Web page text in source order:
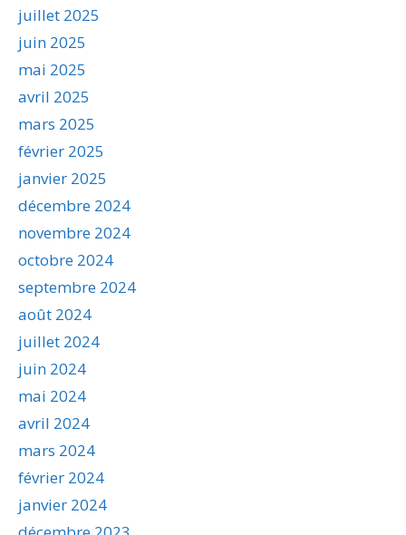
juillet 2025
juin 2025
mai 2025
avril 2025
mars 2025
février 2025
janvier 2025
décembre 2024
novembre 2024
octobre 2024
septembre 2024
août 2024
juillet 2024
juin 2024
mai 2024
avril 2024
mars 2024
février 2024
janvier 2024